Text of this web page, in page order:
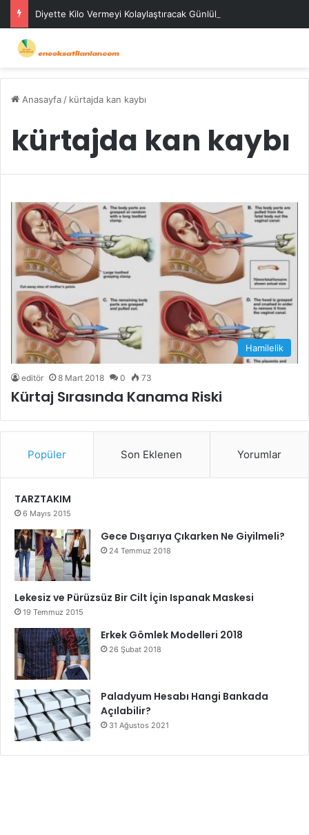
Diyette Kilo Vermeyi Kolaylaştıracak Günlük Stratejiler
Anasayfa / kürtajda kan kaybı
kürtajda kan kaybı
Hamilelik
editör 8 Mart 2018 0 73
Kürtaj Sırasında Kanama Riski
Popüler Son Eklenen Yorumlar
TARZTAKIM
6 Mayıs 2015
Gece Dışarıya Çıkarken Ne Giyilmeli?
24 Temmuz 2018
Lekesiz ve Pürüzsüz Bir Cilt İçin Ispanak Maskesi
19 Temmuz 2015
Erkek Gömlek Modelleri 2018
26 Şubat 2018
Paladyum Hesabı Hangi Bankada
Açılabilir?
31 Ağustos 2021